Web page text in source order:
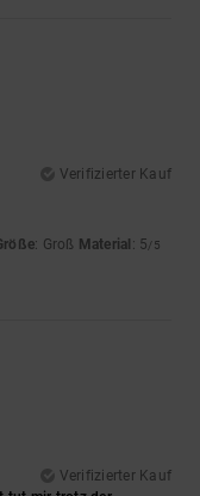
Verifizierter Kauf
: Groß Material : 5/5
Verifizierter Kauf